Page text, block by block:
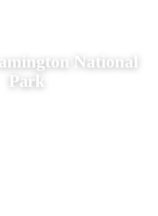
National
Park